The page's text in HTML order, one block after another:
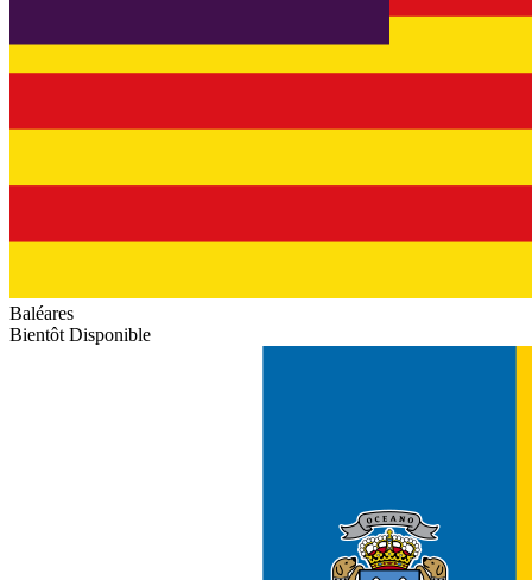
Baléares
Bientôt Disponible